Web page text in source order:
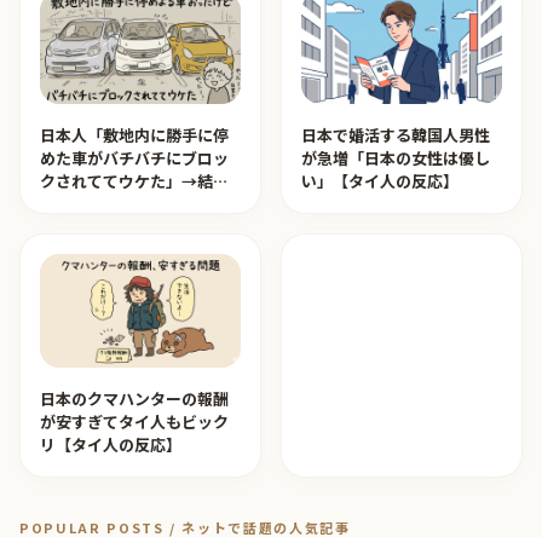
日本人「敷地内に勝手に停
めた車がバチバチにブロッ
クされててウケた」→結末
日本で婚活する韓国人男性
が急増「日本の女性は優し
い」【タイ人の反応】
日本のクマハンターの報酬
が安すぎてタイ人もビック
リ【タイ人の反応】
POPULAR POSTS / ネットで話題の人気記事